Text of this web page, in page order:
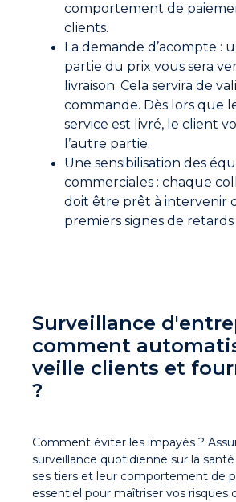
comportement de
clients.
La demande d’acompte :
partie du prix vous sera
livraison. Cela servira de
commande. Dès lors que
service est livré, le client
l’autre partie.
Une sensibilisation des
commerciales : chaque
doit être prêt à intervenir
premiers signes de
Surveillance
comment
veille clients et
?
Comment éviter les impayés ?
surveillance quotidienne sur la
ses tiers et leur comportement de
essentiel pour maîtriser vos risques